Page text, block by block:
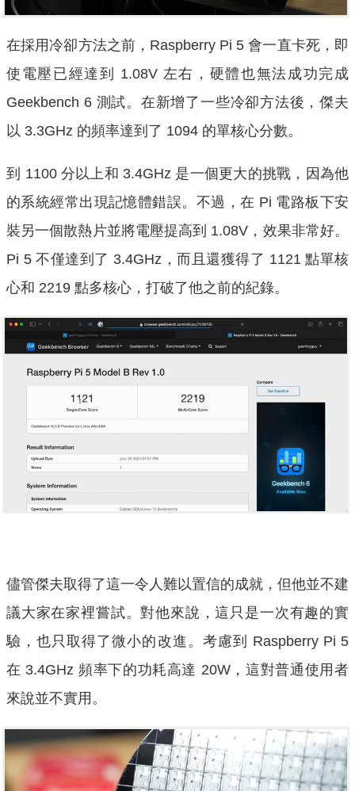
在採用冷卻方法之前，Raspberry Pi 5 會一直卡死，即
使電壓已經達到 1.08V 左右，硬體也無法成功完成
Geekbench 6 測試。在新增了一些冷卻方法後，傑夫
以 3.3GHz 的頻率達到了 1094 的單核心分數。
到 1100 分以上和 3.4GHz 是一個更大的挑戰，因為他
的系統經常出現記憶體錯誤。不過，在 Pi 電路板下安
裝另一個散熱片並將電壓提高到 1.08V，效果非常好。
Pi 5 不僅達到了 3.4GHz，而且還獲得了 1121 點單核
心和 2219 點多核心，打破了他之前的紀錄。
儘管傑夫取得了這一令人難以置信的成就，但他並不建
議大家在家裡嘗試。對他來說，這只是一次有趣的實
驗，也只取得了微小的改進。考慮到 Raspberry Pi 5
在 3.4GHz 頻率下的功耗高達 20W，這對普通使用者
來說並不實用。